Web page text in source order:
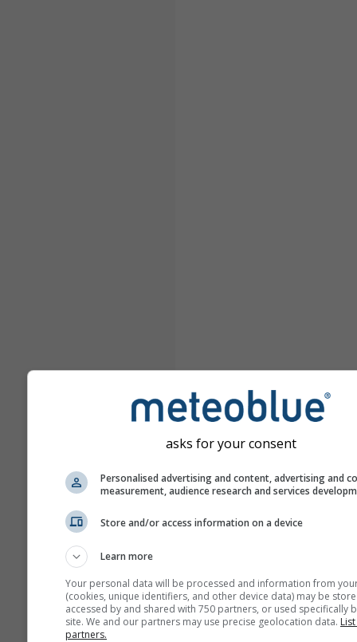
asks for your consent
Personalised advertising and content, advertising and
measurement, audience research and services
Store and/or access information on a device
Learn more
Your personal data will be processed and information from
(cookies, unique identifiers, and other device data) may be
accessed by and shared with 750 partners, or used specifically
site. We and our partners may use precise geolocation data.
partners.